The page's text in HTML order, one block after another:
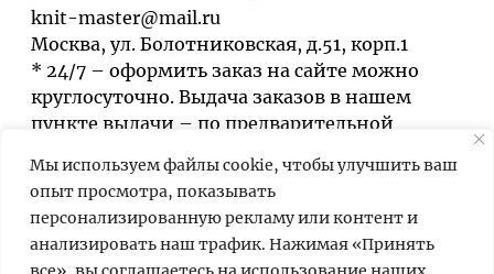
Мы используем файлы cookie, чтобы улучшить ваш
опыт просмотра, показывать
персонализированную рекламу или контент и
анализировать наш трафик. Нажимая «Принять
knit-master@mail.ru
Москва, ул. Болотниковская, д.51, корп.1
* 24/7 – оформить заказ на сайте можно
круглосуточно. Выдача заказов в нашем
пункте выдачи – по предварительной